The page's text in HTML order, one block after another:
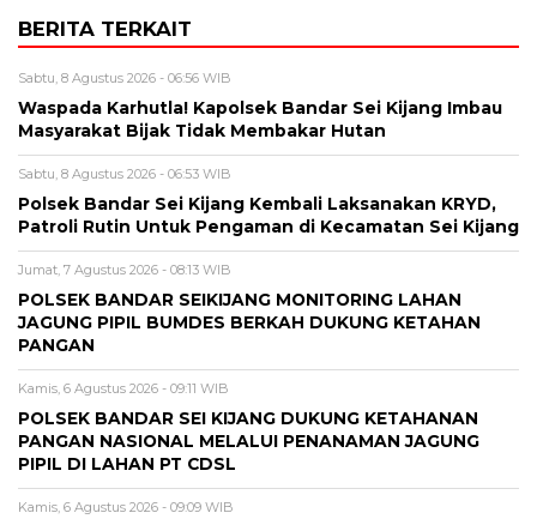
BERITA TERKAIT
Sabtu, 8 Agustus 2026 - 06:56 WIB
Waspada Karhutla! Kapolsek Bandar Sei Kijang Imbau
Masyarakat Bijak Tidak Membakar Hutan
Sabtu, 8 Agustus 2026 - 06:53 WIB
Polsek Bandar Sei Kijang Kembali Laksanakan KRYD,
Patroli Rutin Untuk Pengaman di Kecamatan Sei Kijang
Jumat, 7 Agustus 2026 - 08:13 WIB
POLSEK BANDAR SEIKIJANG MONITORING LAHAN
JAGUNG PIPIL BUMDES BERKAH DUKUNG KETAHAN
PANGAN
Kamis, 6 Agustus 2026 - 09:11 WIB
POLSEK BANDAR SEI KIJANG DUKUNG KETAHANAN
PANGAN NASIONAL MELALUI PENANAMAN JAGUNG
PIPIL DI LAHAN PT CDSL
Kamis, 6 Agustus 2026 - 09:09 WIB